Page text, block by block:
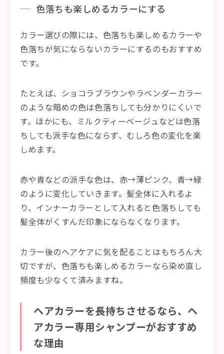
色落ちも楽しめるカラーにする
カラー選びの際には、色落ちも楽しめるカラーや
色落ちが気にならないカラーにするのもおすすめ
です。
たとえば、ショコラブラウンやラベンダーカラー
のような暗めの色は色落ちしても分かりにくいで
す。ほかにも、ミルクティーベージュなどは色落
ちしても派手な色にならず、むしろ色の変化を楽
しめます。
赤や青などの派手な色は、赤→薄ピンク、青→緑
のように変化していきます。髪全体に入れるよ
り、インナーカラーとして入れると色落ちしても
髪全体がくすんだ印象にならなくなります。
カラー後のヘアケアに気を配ることはもちろん大
切ですが、色落ちも楽しめるカラーなら染め直し
頻度も少なくて済みますね。
ヘアカラーを長持ちさせるなら、ヘ
アカラー専用シャンプーがおすすめ
な理由